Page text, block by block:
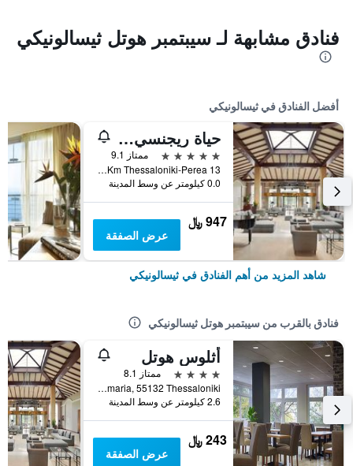
فنادق مشابهة لـ سيبتمبر هوتل ثيسالونيكي
أفضل الفنادق في ثيسالونيكي
حياة ريجنسي سالونيك
5 نجوم
ممتاز 9.1
13 Km Thessaloniki-Perea, ثيسالونيكي, اليونان
0.0 كيلومتر عن وسط المدينة
947 ﷼
عرض الصفقة
شاهد المزيد من أهم الفنادق في ثيسالونيكي
فنادق بالقرب من سيبتمبر هوتل ثيسالونيكي
أثلوس هوتل
4 نجوم
ممتاز 8.1
Athlitiko Kentro Mikras Terma Neas Krinis, Kalamaria, 55132 Thessaloniki, ثيسالونيكي, اليونان
2.6 كيلومتر عن وسط المدينة
243 ﷼
عرض الصفقة